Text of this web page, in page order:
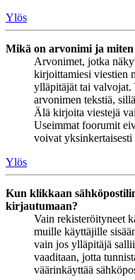
Ylös
Mikä on arvonimi ja miten
Arvonimet, jotka
kirjoittamiesi viestien
ylläpitäjät tai valvojat.
arvonimen tekstiä,
Älä kirjoita viestejä
Useimmat foorumit
voivat yksinkertaisesti
Ylös
Kun klikkaan
kirjautumaan?
Vain rekisteröityneet
muille käyttäjille
vain jos ylläpitäjä
vaaditaan, jotta
väärinkäyttää